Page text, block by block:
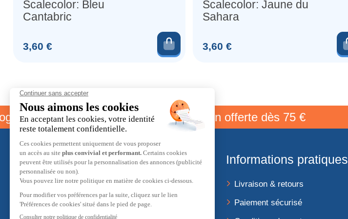
Scalecolor: Bleu
Cantabric
Prix
3,60 € Ajouter au panier
Scalecolor: Jaune du
Sahara
Prix
3,60 €
parrainage Livraison offerte dès 75 €
À propos
L'équipe Hobby Max
Programme de fidélité
Informations pratiques
Livraison & retours
Paiement sécurisé